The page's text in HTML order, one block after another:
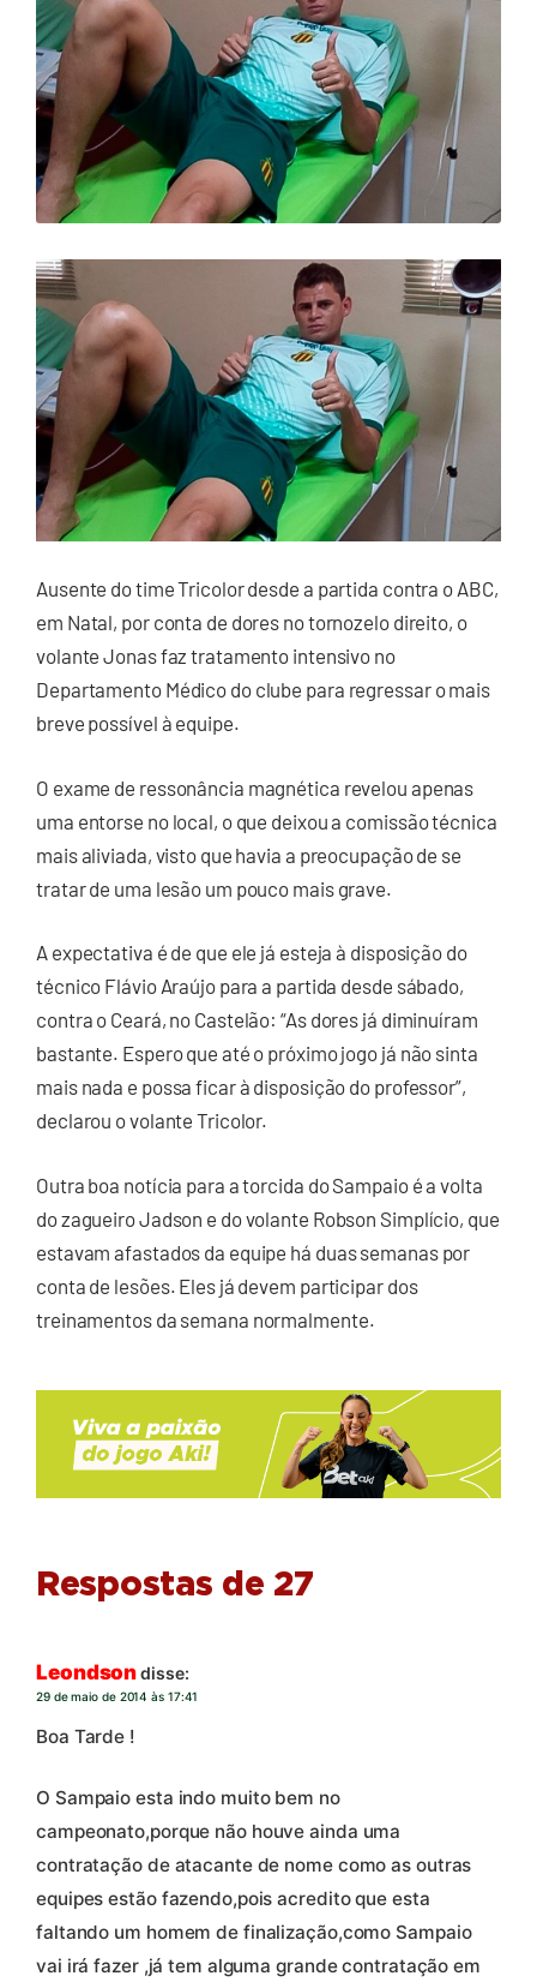
Ausente do time Tricolor desde a partida contra o ABC,
em Natal, por conta de dores no tornozelo direito, o
volante Jonas faz tratamento intensivo no
Departamento Médico do clube para regressar o mais
breve possível à equipe.
O exame de ressonância magnética revelou apenas
uma entorse no local, o que deixou a comissão técnica
mais aliviada, visto que havia a preocupação de se
tratar de uma lesão um pouco mais grave.
A expectativa é de que ele já esteja à disposição do
técnico Flávio Araújo para a partida desde sábado,
contra o Ceará, no Castelão: “As dores já diminuíram
bastante. Espero que até o próximo jogo já não sinta
mais nada e possa ficar à disposição do professor”,
declarou o volante Tricolor.
Outra boa notícia para a torcida do Sampaio é a volta
do zagueiro Jadson e do volante Robson Simplício, que
estavam afastados da equipe há duas semanas por
conta de lesões. Eles já devem participar dos
treinamentos da semana normalmente.
Respostas de 27
Leondsondisse:
29 de maio de 2014 às 17:41
Boa Tarde !
O Sampaio esta indo muito bem no
campeonato,porque não houve ainda uma
contratação de atacante de nome como as outras
equipes estão fazendo,pois acredito que esta
faltando um homem de finalização,como Sampaio
vai irá fazer ,já tem alguma grande contratação em